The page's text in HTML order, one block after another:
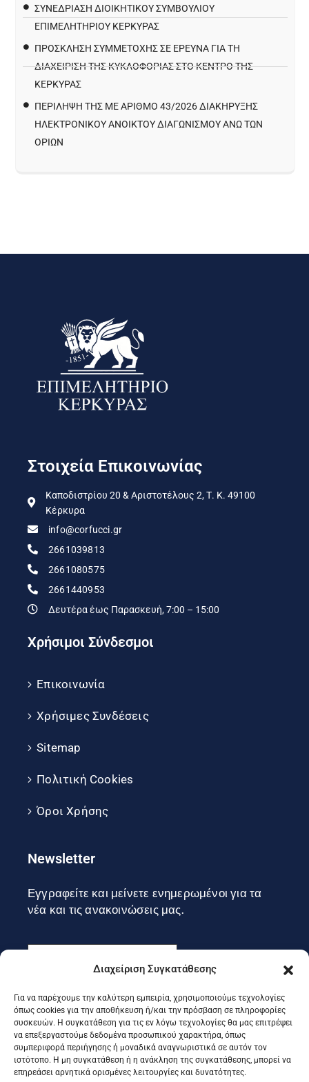
Διαχείριση Συγκατάθεσης
Για να παρέχουμε την καλύτερη εμπειρία, χρησιμοποιούμε τεχνολογίες
όπως cookies για την αποθήκευση ή/και την πρόσβαση σε πληροφορίες
συσκευών. Η συγκατάθεση για τις εν λόγω τεχνολογίες θα μας επιτρέψει
να επεξεργαστούμε δεδομένα προσωπικού χαρακτήρα, όπως
συμπεριφορά περιήγησης ή μοναδικά αναγνωριστικά σε αυτόν τον
ιστότοπο. Η μη συγκατάθεση ή η ανάκληση της συγκατάθεσης, μπορεί να
επηρεάσει αρνητικά ορισμένες λειτουργίες και δυνατότητες.
ΣΥΝΕΔΡΙΑΣΗ ΔΙΟΙΚΗΤΙΚΟΥ ΣΥΜΒΟΥΛΙΟΥ
ΕΠΙΜΕΛΗΤΗΡΙΟΥ ΚΕΡΚΥΡΑΣ
ΠΡΌΣΚΛΗΣΗ ΣΥΜΜΕΤΟΧΉΣ ΣΕ ΈΡΕΥΝΑ ΓΙΑ ΤΗ
ΔΙΑΧΕΊΡΙΣΗ ΤΗΣ ΚΥΚΛΟΦΟΡΊΑΣ ΣΤΟ ΚΈΝΤΡΟ ΤΗΣ
ΚΈΡΚΥΡΑΣ
ΠΕΡΙΛΗΨΗ ΤΗΣ ΜΕ ΑΡΙΘΜΟ 43/2026 ΔΙΑΚΗΡΥΞΗΣ
ΗΛΕΚΤΡΟΝΙΚΟΥ ΑΝΟΙΚΤΟΥ ΔΙΑΓΩΝΙΣΜΟΥ ΑΝΩ ΤΩΝ
ΟΡΙΩΝ
Στοιχεία Επικοινωνίας
Καποδιστρίου 20 & Αριστοτέλους 2, Τ. Κ. 49100
Κέρκυρα
info@corfucci.gr
2661039813
2661080575
2661440953
Δευτέρα έως Παρασκευή, 7:00 – 15:00
Χρήσιμοι Σύνδεσμοι
Επικοινωνία
Χρήσιμες Συνδέσεις
Sitemap
Πολιτική Cookies
Όροι Χρήσης
Newsletter
Εγγραφείτε και μείνετε ενημερωμένοι για τα
νέα και τις ανακοινώσεις μας.
Εγγραφή
Ακολουθήστε μας στα social